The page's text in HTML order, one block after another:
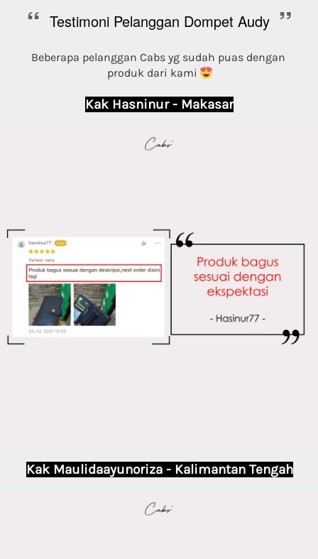
“ Testimoni Pelanggan Dompet Audy ”
Beberapa pelanggan Cabs yg sudah puas dengan
produk dari kami
Kak Hasninur - Makasar
Kak Maulidaayunoriza - Kalimantan Tengah